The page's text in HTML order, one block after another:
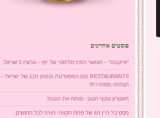
פוסטים אחרונים
"איקבנה" – העושר המינימליסטי של יפן – עכשיו בישראל.
RESTAURANTS כנס המסעדנות והמזון ה11 של ישראל –
הצלחה מסחררת!
תאטרון עוטף הנגב- מותח את הגבול.
פסטיבל היין ה4 של פתח תקווה- חוויה לכל החושים.